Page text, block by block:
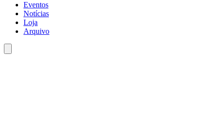
Eventos
Notícias
Loja
Arquivo